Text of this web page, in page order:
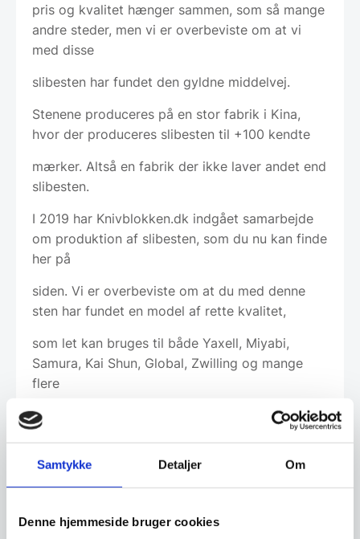
Samtykke Detaljer Om
Denne hjemmeside bruger cookies
pris og kvalitet hænger sammen, som så mange
andre steder, men vi er overbeviste om at vi
med disse
slibesten har fundet den gyldne middelvej.
Stenene produceres på en stor fabrik i Kina,
hvor der produceres slibesten til +100 kendte
mærker. Altså en fabrik der ikke laver andet end
slibesten.
I 2019 har Knivblokken.dk indgået samarbejde
om produktion af slibesten, som du nu kan finde
her på
siden. Vi er overbeviste om at du med denne
sten har fundet en model af rette kvalitet,
som let kan bruges til både Yaxell, Miyabi,
Samura, Kai Shun, Global, Zwilling og mange
flere
kendte mærker.
Så søger du en god slibesten til prisen;
anbefaler vi denne model.